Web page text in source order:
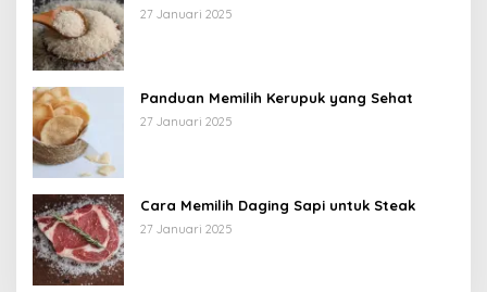
27 Januari 2025
Panduan Memilih Kerupuk yang Sehat
27 Januari 2025
Cara Memilih Daging Sapi untuk Steak
27 Januari 2025